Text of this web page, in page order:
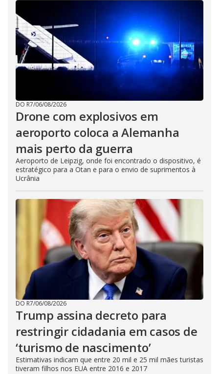
DO R7/06/08/2026
Drone com explosivos em
aeroporto coloca a Alemanha
mais perto da guerra
Aeroporto de Leipzig, onde foi encontrado o dispositivo, é
estratégico para a Otan e para o envio de suprimentos à
Ucrânia
DO R7/06/08/2026
Trump assina decreto para
restringir cidadania em casos de
‘turismo de nascimento’
Estimativas indicam que entre 20 mil e 25 mil mães turistas
tiveram filhos nos EUA entre 2016 e 2017